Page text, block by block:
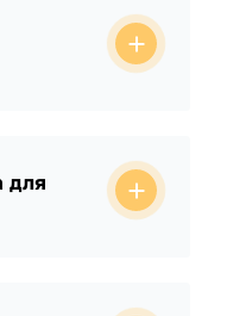
для